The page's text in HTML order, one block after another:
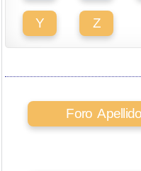
Y Z
Foro